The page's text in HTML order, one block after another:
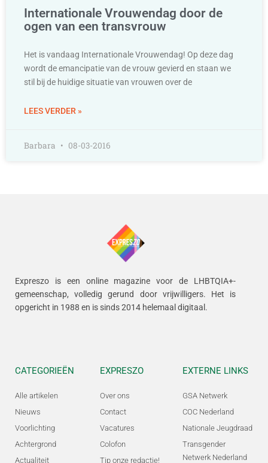
Internationale Vrouwendag door de
ogen van een transvrouw
Het is vandaag Internationale Vrouwendag! Op deze dag
wordt de emancipatie van de vrouw gevierd en staan we
stil bij de huidige situatie van vrouwen over de
LEES VERDER »
Barbara 08-03-2016
Expreszo is een online magazine voor de LHBTQIA+-
gemeenschap, volledig gerund door vrijwilligers. Het is
opgericht in 1988 en is sinds 2014 helemaal digitaal.
CATEGORIEËN
Alle artikelen
Nieuws
Voorlichting
Achtergrond
Actualiteit
EXPRESZO
Over ons
Contact
Vacatures
Colofon
Tip onze redactie!
EXTERNE LINKS
GSA Netwerk
COC Nederland
Nationale Jeugdraad
Transgender
Netwerk Nederland